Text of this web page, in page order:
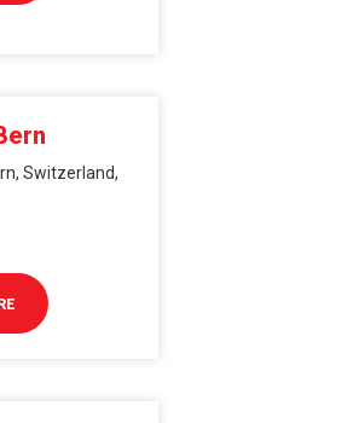
Switzerland,